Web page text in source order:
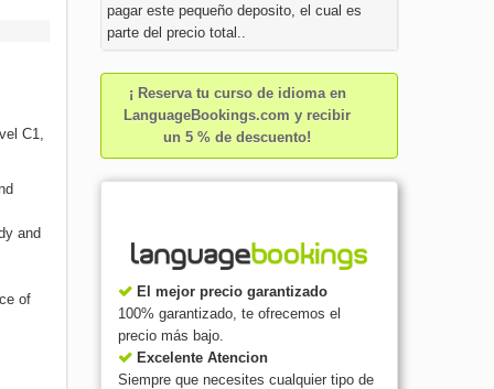
C1,
and
of
pagar este pequeño deposito, el cual es
parte del precio total..
¡ Reserva tu curso de idioma en
LanguageBookings.com y recibir
un 5 % de descuento!
El mejor precio garantizado
100% garantizado, te ofrecemos el
precio más bajo.
Excelente Atencion
Siempre que necesites cualquier tipo de